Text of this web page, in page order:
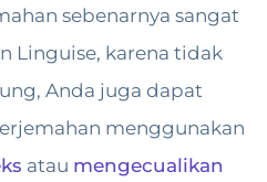
sebenarnya sangat
Linguise, karena tidak
Anda juga dapat
menggunakan
atau mengecualikan